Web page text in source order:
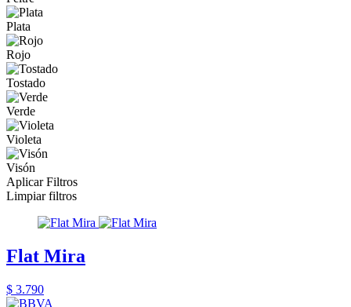
Plata
Rojo
Tostado
Verde
Violeta
Visón
Aplicar Filtros
Limpiar filtros
Flat Mira
$ 3.790